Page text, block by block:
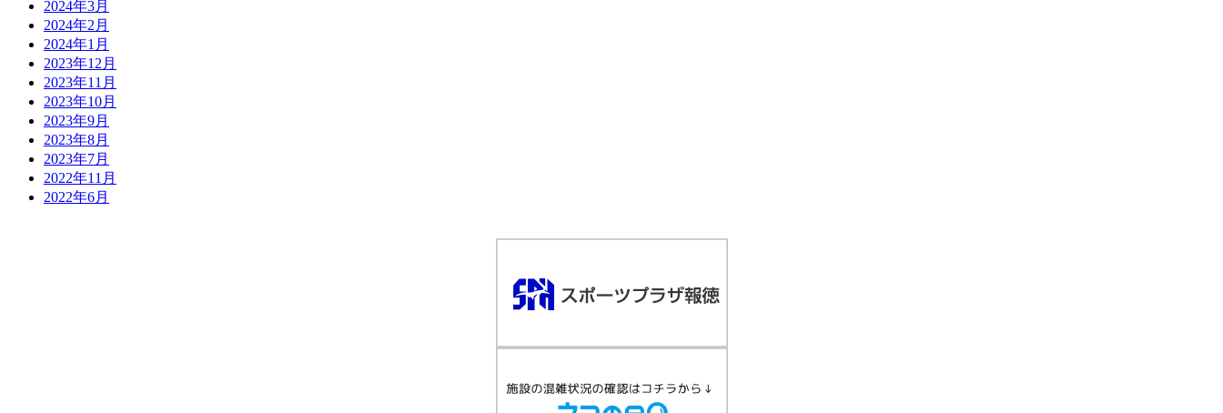
2024年3月
2024年2月
2024年1月
2023年12月
2023年11月
2023年10月
2023年9月
2023年8月
2023年7月
2022年11月
2022年6月